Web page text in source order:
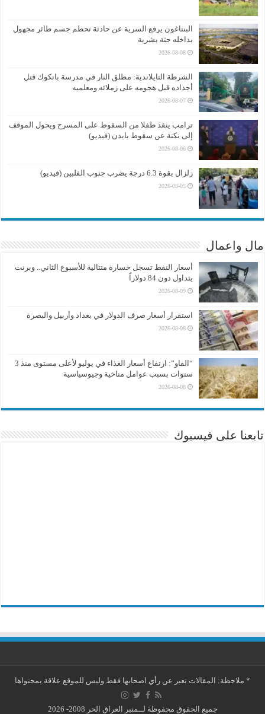
البنتاغون يرفع السرية عن حادثة تحطم جسم طائر مجهول
بداخله جثة بشرية
2026-08-08
الشرطة التايلاندية: مطلق النار في مدرسة بانكوك قتل
أجداده قبل هجومه على زملائه ومعلميه
2026-08-07
ترامب ينقذ طفلا من السقوط على المسرح ويحول الموقف
إلى نكتة عن سقوط بايدن (فيديو)
2026-08-06
زلزال بقوة 6.3 درجة يضرب جنوب الفلبين (فيديو)
2026-08-05
مال واعمال
أسعار النفط تسجل خسارة متتالية للأسبوع الثاني.. وبرنت
يتداول دون 84 دولاراً
2026-08-09
استقرار أسعار صرف الدولار في بغداد وأربيل والبصرة
2026-08-08
“الفاو”: ارتفاع أسعار الغذاء في يوليو لأعلى مستوى منذ 3
سنوات بسبب عوامل مناخية وجيوسياسية
2026-08-08
تابعنا على فيسبوك
* ملاحظة: المقالات تعبر عن رأي اصحابها فقط وليس للموقع علاقة بمحتواها
جميع الحقوق محفوظة لــمنبر العراق الحر 2008- 2026